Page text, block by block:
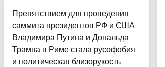
Препятствием для проведения
саммита президентов РФ и США
Владимира Путина и Дональда
Трампа в Риме стала русофобия
и политическая близорукость